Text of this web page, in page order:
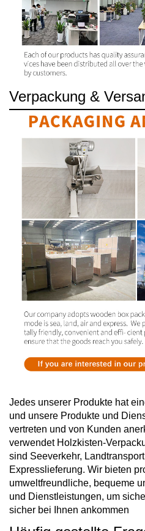
Verpackung &
Jedes unserer Produkte hat
und unsere Produkte und
vertreten und von Kunden
verwendet Holzkisten-
sind Seeverkehr,
Expresslieferung. Wir bieten
umweltfreundliche, bequeme
und Dienstleistungen, um
sicher bei Ihnen ankommen